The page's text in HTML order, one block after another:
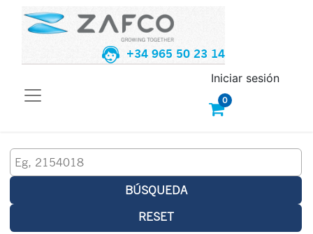
+34 965 50 23 14
0
Iniciar sesión
BÚSQUEDA
RESET